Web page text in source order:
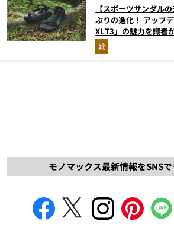
【スポーツサンダル
ぶりの進化！ アップ
XLT3」の魅力を識者
解説！
靴
モノマックス最新情報をSNSで